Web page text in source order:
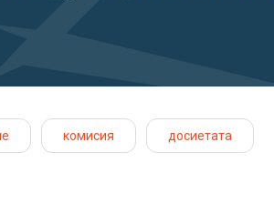
комисия досиетата